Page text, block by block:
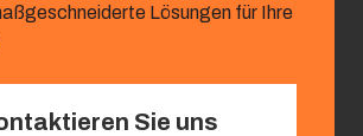
Lösungen für Ihre
Sie uns